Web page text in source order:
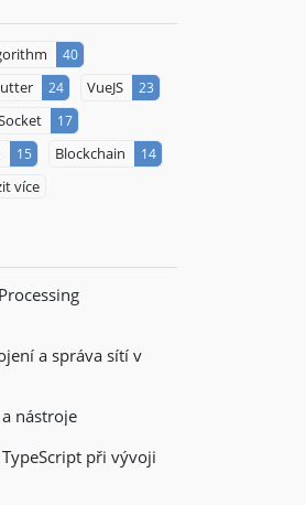
40
24 VueJS 23
17
15 Blockchain 14
více
a správa sítí v
nástroje
při vývoji